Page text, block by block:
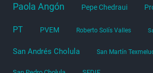
Paola Angón Pepe Chedraui
PT PVEM Roberto Solís Valles
San Andrés Cholula San Martín